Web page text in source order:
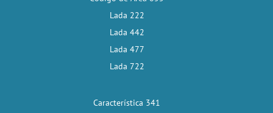
Lada 222
Lada 442
Lada 477
Lada 722
Característica 341